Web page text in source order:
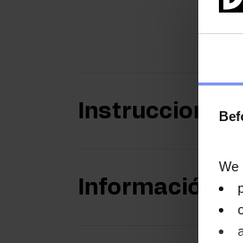
We
Instrucciones
Información